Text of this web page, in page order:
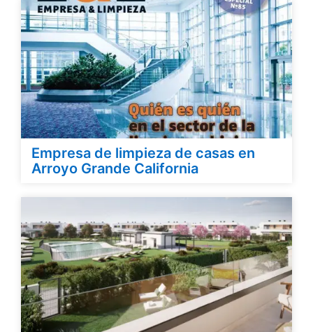
Empresa de limpieza de casas en
Arroyo Grande California